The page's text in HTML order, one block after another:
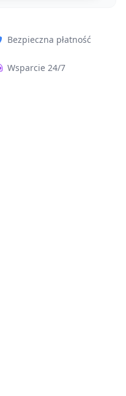
Bezpieczna płatność
Wsparcie 24/7